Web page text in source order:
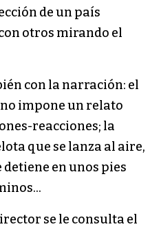
de un país
otros mirando el
con la narración: el
impone un relato
reacciones; la
que se lanza al aire,
en unos pies
se le consulta el